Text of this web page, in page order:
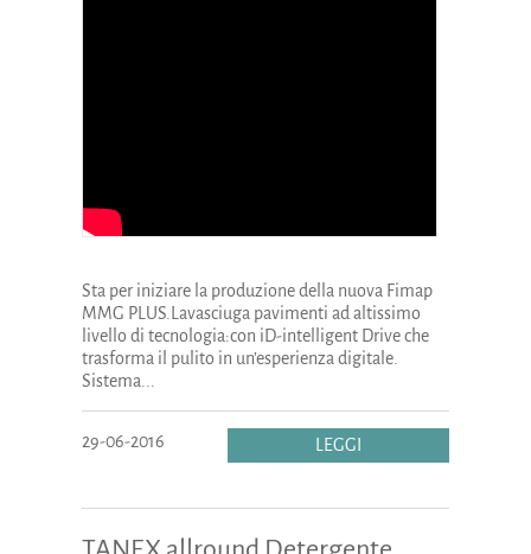
Sta per iniziare la produzione della nuova Fimap
MMG PLUS.Lavasciuga pavimenti ad altissimo
livello di tecnologia:con iD-intelligent Drive che
trasforma il pulito in un’esperienza digitale.
Sistema...
29-06-2016 LEGGI